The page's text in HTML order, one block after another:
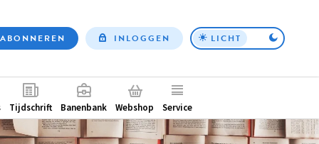
Top
ABONNEREN INLOGGEN LICHT
Tijdschrift Banenbank Webshop Service